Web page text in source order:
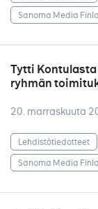
Sanoma Media
Tytti Kontulasta
ryhmän
20. marraskuuta
Lehdistötiedotteet
Sanoma Media